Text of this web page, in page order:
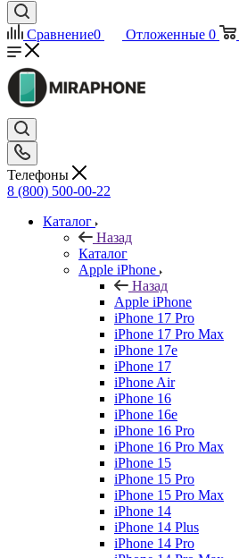
Сравнение0 Отложенные 0
Телефоны
8 (800) 500-00-22
Каталог
Назад
Каталог
Apple iPhone
Назад
Apple iPhone
iPhone 17 Pro
iPhone 17 Pro Max
iPhone 17e
iPhone 17
iPhone Air
iPhone 16
iPhone 16e
iPhone 16 Pro
iPhone 16 Pro Max
iPhone 15
iPhone 15 Pro
iPhone 15 Pro Max
iPhone 14
iPhone 14 Plus
iPhone 14 Pro